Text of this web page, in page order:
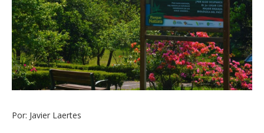
Por: Javier Laertes